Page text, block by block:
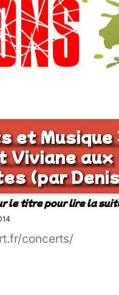
et Musique
Viviane aux
(par
concerts/